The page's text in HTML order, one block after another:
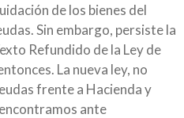
de los bienes del
Sin embargo, persiste la
Refundido de la Ley de
La nueva ley, no
frente a Hacienda y
ante